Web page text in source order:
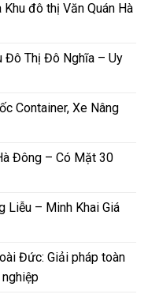
đô thị Văn Quán Hà
Đô Thị Đô Nghĩa – Uy
Container, Xe Nâng
Đông – Có Mặt 30
Liễu – Minh Khai Giá
Đức: Giải pháp toàn